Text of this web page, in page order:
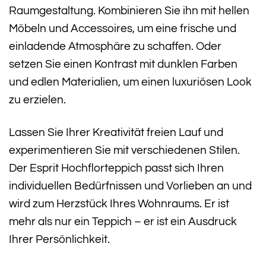
Raumgestaltung. Kombinieren Sie ihn mit hellen
Möbeln und Accessoires, um eine frische und
einladende Atmosphäre zu schaffen. Oder
setzen Sie einen Kontrast mit dunklen Farben
und edlen Materialien, um einen luxuriösen Look
zu erzielen.
Lassen Sie Ihrer Kreativität freien Lauf und
experimentieren Sie mit verschiedenen Stilen.
Der Esprit Hochflorteppich passt sich Ihren
individuellen Bedürfnissen und Vorlieben an und
wird zum Herzstück Ihres Wohnraums. Er ist
mehr als nur ein Teppich – er ist ein Ausdruck
Ihrer Persönlichkeit.